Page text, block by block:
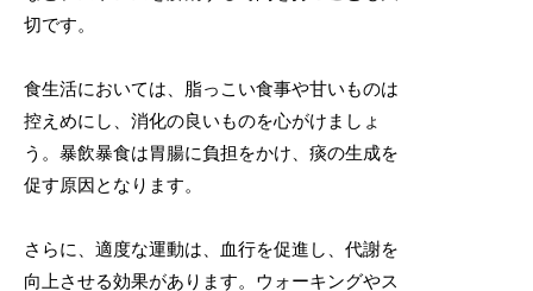
切です。
食生活においては、脂っこい食事や甘いものは
控えめにし、消化の良いものを心がけましょ
う。暴飲暴食は胃腸に負担をかけ、痰の生成を
促す原因となります。
さらに、適度な運動は、血行を促進し、代謝を
向上させる効果があります。ウォーキングやス